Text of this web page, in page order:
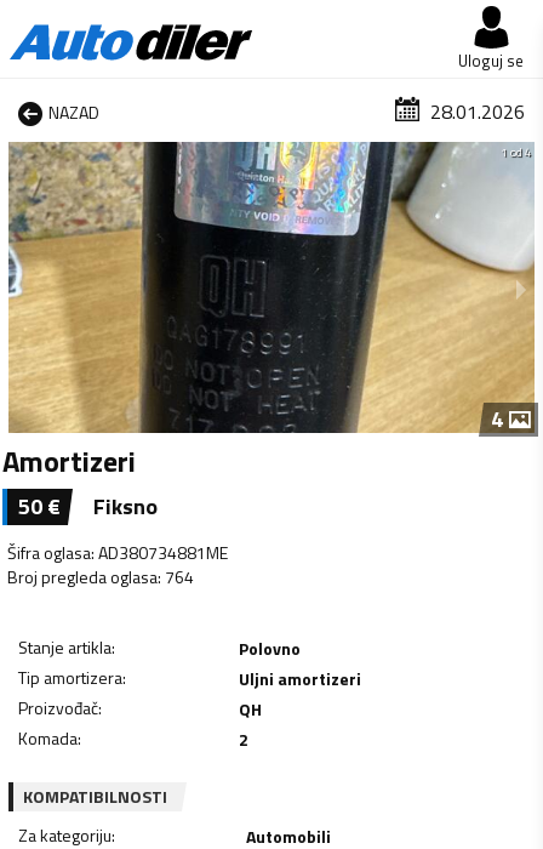
Uloguj se
NAZAD 28.01.2026
1 od 4
4
Amortizeri
50€ Fiksno
Šifra oglasa:AD380734881ME
Broj pregleda oglasa: 764
Stanje artikla:
Polovno
Tip amortizera:
Uljni amortizeri
Proizvođač:
QH
Komada: 2
KOMPATIBILNOSTI
Za kategoriju: Automobili